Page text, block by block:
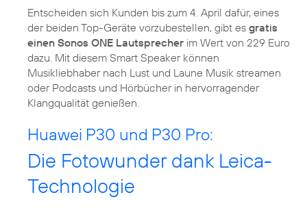
Entscheiden sich Kunden bis zum 4. April dafür, eines
der beiden Top-Geräte vorzubestellen, gibt es gratis
einen Sonos ONE Lautsprecher im Wert von 229 Euro
dazu. Mit diesem Smart Speaker können
Musikliebhaber nach Lust und Laune Musik streamen
oder Podcasts und Hörbücher in hervorragender
Klangqualität genießen.
Huawei P30 und P30 Pro:
Die Fotowunder dank Leica-
Technologie